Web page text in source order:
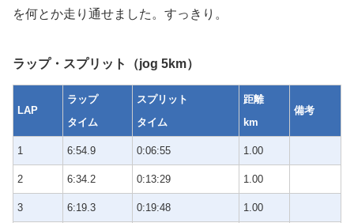
を何とか走り通せました。すっきり。
ラップ・スプリット（jog 5km）
LAP
ラップ
タイム
スプリット
タイム
距離
km
備考
1 6:54.9 0:06:55 1.00
2 6:34.2 0:13:29 1.00
3 6:19.3 0:19:48 1.00